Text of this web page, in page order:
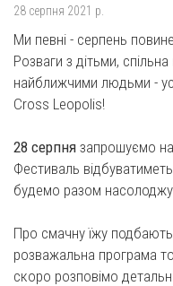
28 серпня 2021 р.
Ми певні - серпень
Розваги з дітьми,
найближчими людьми -
Cross Leopolis!
28 серпня запрошуємо
Фестиваль
будемо разом
Про смачну їжу
розважальна програма
скоро розповімо